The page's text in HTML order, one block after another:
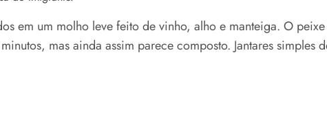
em um molho leve feito de vinho, alho e manteiga. O
mas ainda assim parece composto. Jantares simples